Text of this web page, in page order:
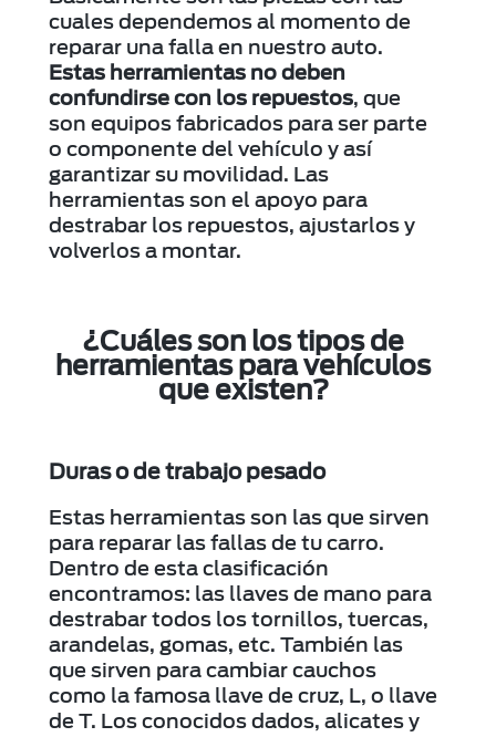
cuales dependemos al momento de
reparar una falla en nuestro auto.
Estas herramientas no deben
confundirse con los repuestos, que
son equipos fabricados para ser parte
o componente del vehículo y así
garantizar su movilidad. Las
herramientas son el apoyo para
destrabar los repuestos, ajustarlos y
volverlos a montar.
¿Cuáles son los tipos de
herramientas para vehículos
que existen?
Duras o de trabajo pesado
Estas herramientas son las que sirven
para reparar las fallas de tu carro.
Dentro de esta clasificación
encontramos: las llaves de mano para
destrabar todos los tornillos, tuercas,
arandelas, gomas, etc. También las
que sirven para cambiar cauchos
como la famosa llave de cruz, L, o llave
de T. Los conocidos dados, alicates y